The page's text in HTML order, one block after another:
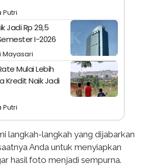
Putri
Jadi Rp 29,5
I-2026
Mayasari
Mulai Lebih
Kredit Naik Jadi
Putri
langkah-langkah yang dijabarkan
Anda untuk menyiapkan
hasil foto menjadi sempurna.